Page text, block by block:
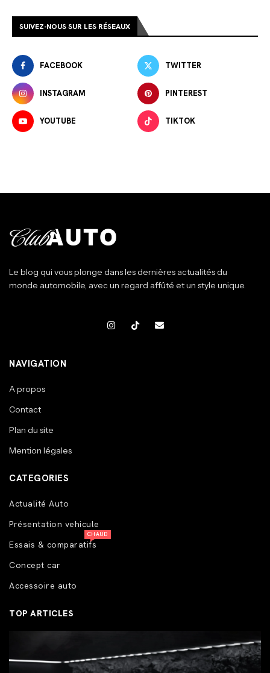
SUIVEZ-NOUS SUR LES RÉSEAUX
FACEBOOK TWITTER
INSTAGRAM PINTEREST
YOUTUBE TIKTOK
Le blog qui vous plonge dans les dernières actualités du
monde automobile, avec un regard affûté et un style unique.
NAVIGATION
A propos
Contact
Plan du site
Mention légales
CATEGORIES
Actualité Auto
Présentation vehicule
Essais & comparatifs
CHAUD
Concept car
Accessoire auto
TOP ARTICLES